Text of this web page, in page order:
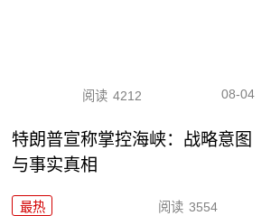
阅读 4212 08-04
特朗普宣称掌控海峡：战略意图
与事实真相
最热 阅读 3554